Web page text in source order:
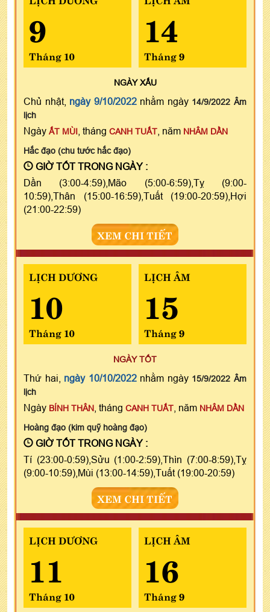
9
Tháng 10
14
Tháng 9
NGÀYXẤU
Chủ nhật, ngày 9/10/2022nhằm ngày 14/9/2022 Âm
lịch
Ngày ẤT MÙI , tháng CANH TUẤT , năm NHÂM DẦN
Hắc đạo (chu tước hắc đạo)
GIỜ TỐT TRONG NGÀY :
Dần (3:00-4:59),Mão (5:00-6:59),Tỵ (9:00-
10:59),Thân (15:00-16:59),Tuất (19:00-20:59),Hợi
(21:00-22:59)
XEM CHI TIẾT
LỊCH DƯƠNG
10
Tháng 10
LỊCH ÂM
15
Tháng 9
NGÀY TỐT
Thứ hai, ngày 10/10/2022nhằm ngày 15/9/2022 Âm
lịch
Ngày BÍNH THÂN , tháng CANH TUẤT , năm NHÂM DẦN
Hoàng đạo (kim quỹ hoàng đạo)
GIỜ TỐT TRONG NGÀY :
Tí (23:00-0:59),Sửu (1:00-2:59),Thìn (7:00-8:59),Tỵ
(9:00-10:59),Mùi (13:00-14:59),Tuất (19:00-20:59)
XEM CHI TIẾT
LỊCH DƯƠNG
11
Tháng 10
LỊCH ÂM
16
Tháng 9